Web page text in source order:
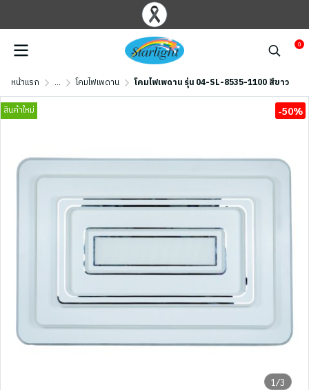
0
หน้าแรก ... โคมไฟเพดาน โคมไฟเพดาน รุ่น 04-SL-8535-1100 สีขาว
1/3
สินค้าใหม่ -50%